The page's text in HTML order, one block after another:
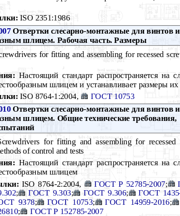
ISO 2351:1986
Отвертки слесарно-монтажные для винтов и
шлицем. Рабочая часть. Размеры
for fitting and assеmbling for recessed
Настоящий стандарт распространяется на
шлицем и устанавливает размеры их
ISO 8764-1:2004, ГОСТ 10753
Отвертки слесарно-монтажные для винтов и
шлицем. Общие технические требования,
for fitting and assembling for
of control and tests
Настоящий стандарт распространяется на
шлицем
ISO 8764-2:2004, ГОСТ Р 52785-2007;
; ГОСТ 9.303; ГОСТ 9.306; ГОСТ
9378; ГОСТ 10753; ГОСТ 14959-2016;
; ГОСТ Р 152785-2007